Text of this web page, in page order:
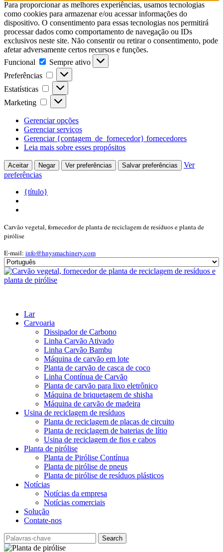
Para proporcionar as melhores experiências, usamos tecnologias
como cookies para armazenar e/ou acessar informações do
dispositivo. O consentimento para essas tecnologias nos permitirá
processar dados como comportamento de navegação ou IDs
exclusivos neste site. Não consentir ou retirar o consentimento, pode
afetar adversamente certos recursos e funções.
Funcional
Funcional
Sempre ativo
Preferências
Preferências
Estatísticas Estatísticas
Marketing Marketing
Gerenciar opções
Gerenciar serviços
Gerenciar {contagem_de_fornecedor} fornecedores
Leia mais sobre esses propósitos
Aceitar Negar Ver preferências Salvar preferências
Ver
preferências
{título}
Carvão vegetal, fornecedor de planta de reciclagem de resíduos e planta de
pirólise
E-mail: info@hnysmachinery.com
Lar
Carvoaria
Dissipador de Carbono
Linha Carvão Ativado
Linha Carvão Bambu
Máquina de carvão em lote
Planta de carvão de casca de coco
Linha Contínua de Carvão
Planta de carvão para lixo eletrônico
Máquina de briquetagem de shisha
Máquina de carvão de madeira
Usina de reciclagem de resíduos
Planta de reciclagem de placas de circuito
Planta de reciclagem de baterias de lítio
Usina de reciclagem de fios e cabos
Planta de pirólise
Planta de Pirólise Contínua
Planta de pirólise de pneus
Planta de pirólise de resíduos plásticos
Notícias
Notícias da empresa
Notícias comerciais
Solução
Contate-nos